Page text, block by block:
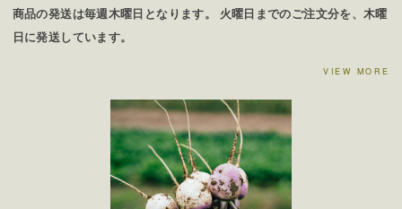
商品の発送は毎週木曜日となります。 火曜日までのご注文分を、木曜
日に発送しています。
VIEW MORE